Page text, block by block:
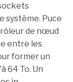
système. Puce
de nœud
entre les
former un
64 To. Un